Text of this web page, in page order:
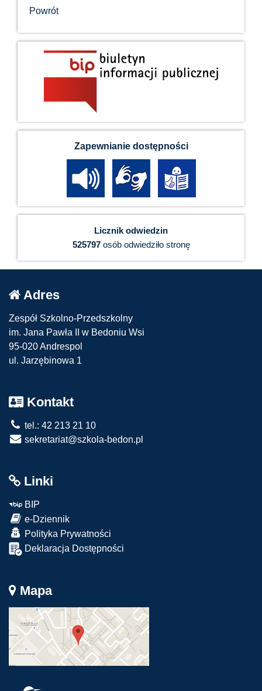
Powrót
Zapewnianie dostępności
Licznik odwiedzin
525797osób odwiedziło stronę
Adres
Zespół Szkolno-Przedszkolny
im. Jana Pawła II w Bedoniu Wsi
95-020 Andrespol
ul. Jarzębinowa 1
Kontakt
tel.: 42 213 21 10
sekretariat@szkola-bedon.pl
Linki
BIP
e-Dziennik
Polityka Prywatności
Deklaracja Dostępności
Mapa